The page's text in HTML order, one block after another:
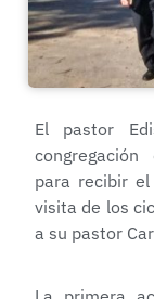
El pastor
congregación
para recibir
visita de los
a su pastor